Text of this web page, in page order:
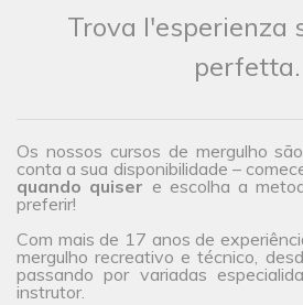
Trova l'esperienza
perfetta.
Os nossos cursos de mergulho
conta a sua disponibilidade –
quando quiser e escolha a
preferir!
Com mais de 17 anos de
mergulho recreativo e técnico,
passando por variadas
instrutor.